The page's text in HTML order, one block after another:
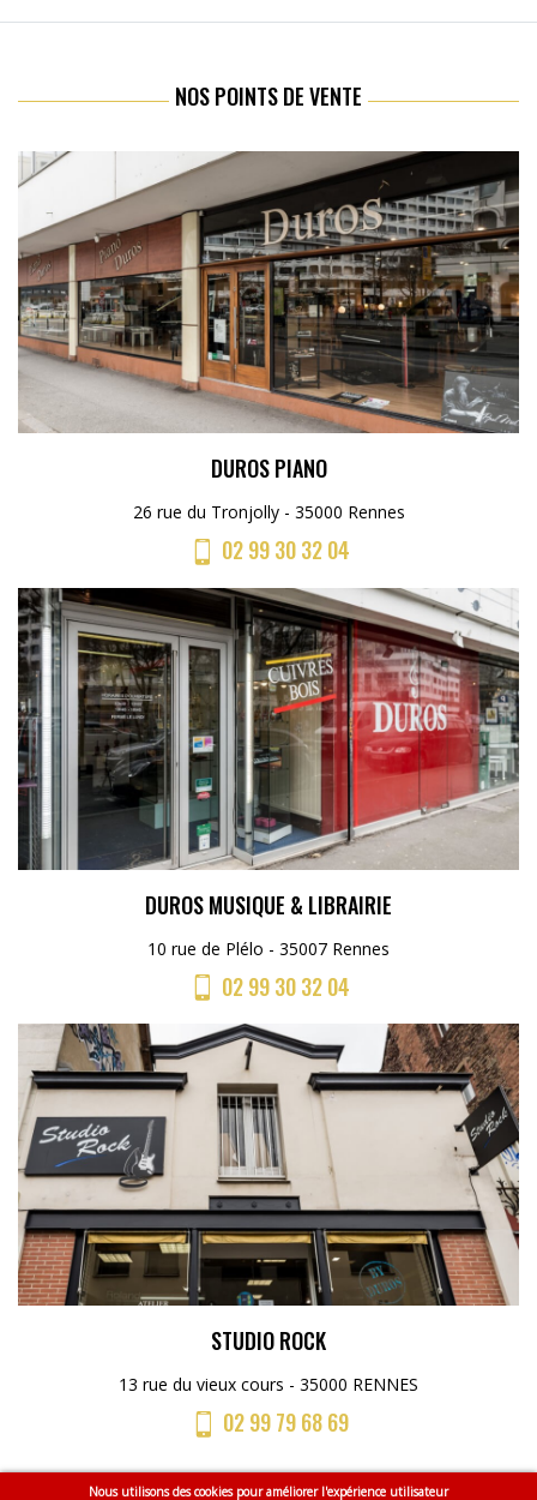
Nous utilisons des cookies pour améliorer l'expérience utilisateur
NOS POINTS DE VENTE
DUROS PIANO
26 rue du Tronjolly - 35000 Rennes
02 99 30 32 04
DUROS MUSIQUE & LIBRAIRIE
10 rue de Plélo - 35007 Rennes
02 99 30 32 04
STUDIO ROCK
13 rue du vieux cours - 35000 RENNES
02 99 79 68 69